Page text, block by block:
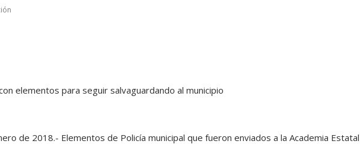
elementos para seguir salvaguardando al municipio
de 2018.- Elementos de Policía municipal que fueron enviados a la Academia Estatal